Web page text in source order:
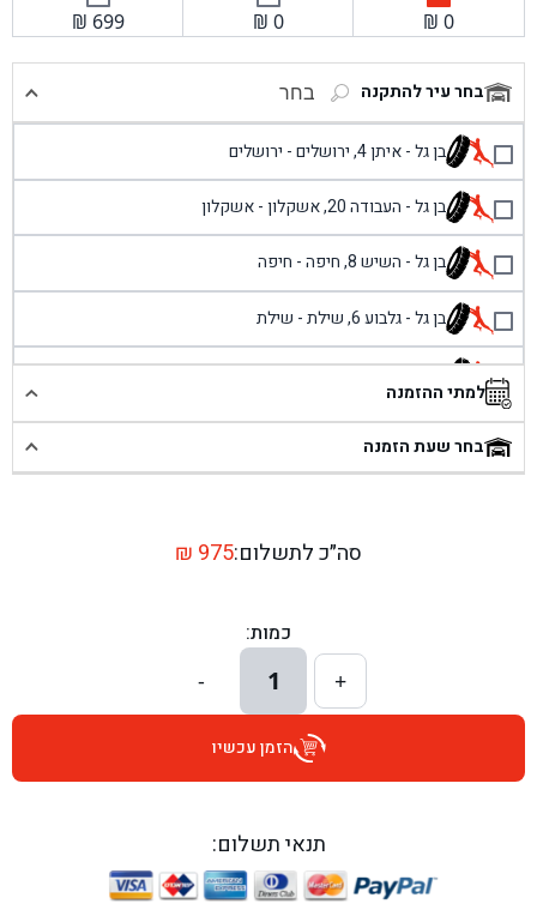
₪ 0
₪ 0
₪ 699
בחר עיר להתקנה בחר
בן גל - איתן 4, ירושלים - ירושלים
בן גל - העבודה 20, אשקלון - אשקלון
בן גל - השיש 8, חיפה - חיפה
בן גל - גלבוע 6, שילת - שילת
בן גל - פוריידיס, כניסה צפונית מול כביש 4 - פרדיס
בן גל - שכונת אזור תעשייה זעירה, עיילבון - עיילבון
בן גל - דרך השבעה 20, אזור - אזור
בן גל - הרצל 6, גדרה - גדרה
בן גל - שדרות דוד בן גוריון 8, באר שבע - באר שבע
בן גל - היובלים 26, הוד השרון - הוד השרון
למתי ההזמנה
בחר שעת הזמנה
סה״כ לתשלום: ₪ 975
כמות:
+
1
-
הזמן עכשיו
תנאי תשלום: